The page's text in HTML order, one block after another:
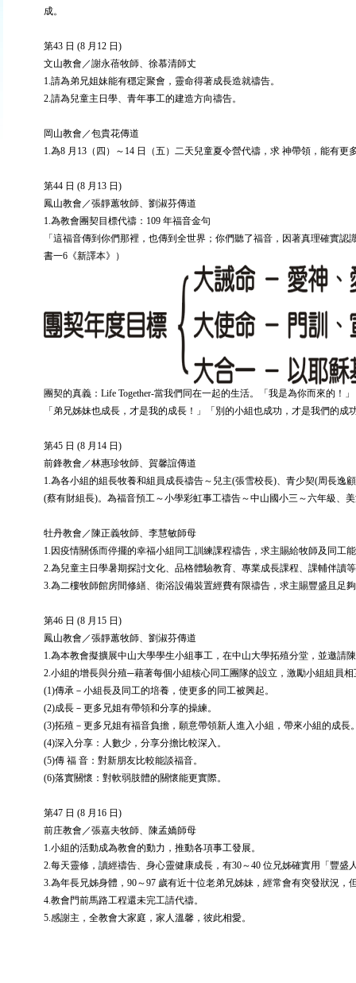
成。
第43 日 (8 月12 日)
文山教會／謝永蓓牧師、徐慕清師丈
1.請為弟兄姐妹能有穩定聚會，靈命得著成長造就禱告。
2.請為兒童主日學、青年事工的建造方向禱告。
岡山教會／包貴花傳道
1.為8 月13（四）～14 日（五）二天兒童夏令營代禱，求 神帶領，能有
第44 日 (8 月13 日)
鳳山教會／張靜蕙牧師、劉淑芬傳道
1.為教會團契目標代禱：109 年福音金句
「這福音傳到你們那裡，也傳到全世界；你們聽了福音，因著真理確實
書一6《新譯本》）
團契的真義：Life Together-當我們同在一起的生活。「我是為你而來的！」
「弟兄姊妹也成長，才是我的成長！」「別的小組也成功，才是我們的成
第45 日 (8 月14 日)
前鋒教會／林惠珍牧師、賀馨誼傳道
1.為各小組的組長牧養和組員成長禱告～兒主(張雪校長)、青少契(周長
(蔡有財組長)。為福音預工～小學彩虹事工禱告～中山國小三～六年級、
牡丹教會／陳正義牧師、李慧敏師母
1.因疫情關係而停擺的幸福小組同工訓練課程禱告，求主賜給牧師及同工
2.為兒童主日學暑期探討文化、品格體驗教育、專業成長課程、課輔伴讀
3.為二樓牧師館房間修繕、衛浴設備裝置經費有限禱告，求主賜豐盛且足
第46 日 (8 月15 日)
鳳山教會／張靜蕙牧師、劉淑芬傳道
1.為本教會擬擴展中山大學學生小組事工，在中山大學拓殖分堂，並邀請
2.小組的增長與分殖─藉著每個小組核心同工團隊的設立，激勵小組組員
(1)傳承－小組長及同工的培養，使更多的同工被興起。
(2)成長－更多兄姐有帶領和分享的操練。
(3)拓殖－更多兄姐有福音負擔，願意帶領新人進入小組，帶來小組的成長
(4)深入分享：人數少，分享分擔比較深入。
(5)傳 福 音：對新朋友比較能談福音。
(6)落實關懷：對軟弱肢體的關懷能更實際。
第47 日 (8 月16 日)
前庄教會／張嘉夫牧師、陳孟嬌師母
1.小組的活動成為教會的動力，推動各項事工發展。
2.每天靈修，讀經禱告、身心靈健康成長，有30～40 位兄姊確實用「豐盛
3.為年長兄姊身體，90～97 歲有近十位老弟兄姊妹，經常會有突發狀況，
4.教會門前馬路工程還未完工請代禱。
5.感謝主，全教會大家庭，家人溫馨，彼此相愛。